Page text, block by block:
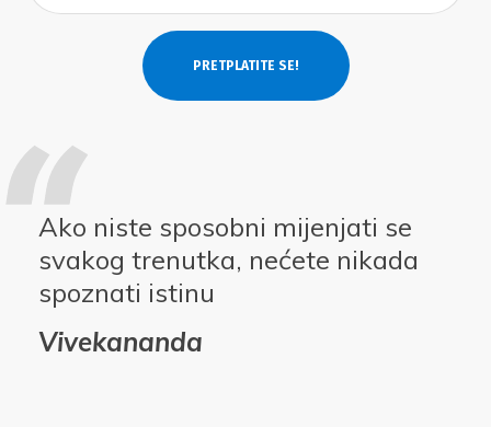
Ako niste sposobni mijenjati se
svakog trenutka, nećete nikada
spoznati istinu
Vivekananda